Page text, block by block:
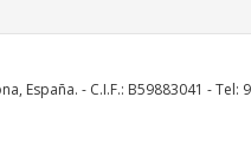
España. - C.I.F.: B59883041 - Tel: